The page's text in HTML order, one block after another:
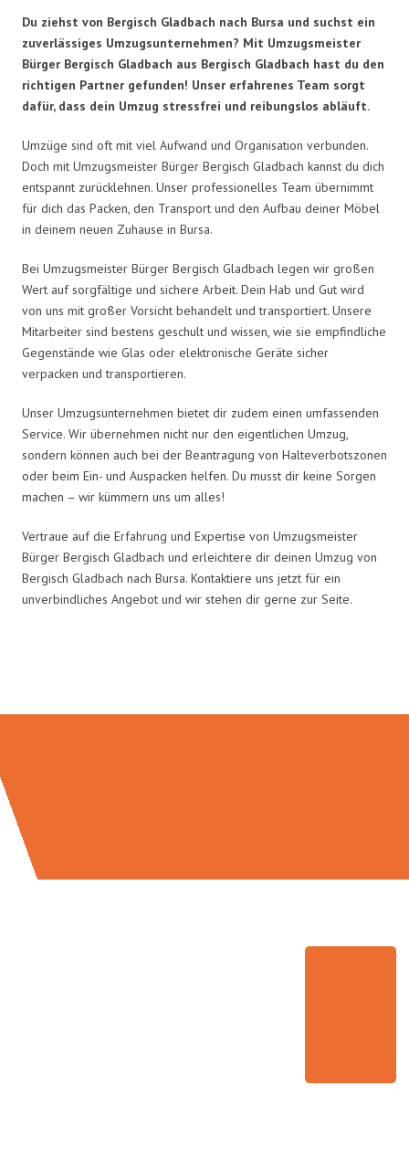
Du ziehst von Bergisch Gladbach nach Bursa und suchst ein
zuverlässiges Umzugsunternehmen? Mit Umzugsmeister
Bürger Bergisch Gladbach aus Bergisch Gladbach hast du den
richtigen Partner gefunden! Unser erfahrenes Team sorgt
dafür, dass dein Umzug stressfrei und reibungslos abläuft.
Umzüge sind oft mit viel Aufwand und Organisation verbunden.
Doch mit Umzugsmeister Bürger Bergisch Gladbach kannst du dich
entspannt zurücklehnen. Unser professionelles Team übernimmt
für dich das Packen, den Transport und den Aufbau deiner Möbel
in deinem neuen Zuhause in Bursa.
Bei Umzugsmeister Bürger Bergisch Gladbach legen wir großen
Wert auf sorgfältige und sichere Arbeit. Dein Hab und Gut wird
von uns mit großer Vorsicht behandelt und transportiert. Unsere
Mitarbeiter sind bestens geschult und wissen, wie sie empfindliche
Gegenstände wie Glas oder elektronische Geräte sicher
verpacken und transportieren.
Unser Umzugsunternehmen bietet dir zudem einen umfassenden
Service. Wir übernehmen nicht nur den eigentlichen Umzug,
sondern können auch bei der Beantragung von Halteverbotszonen
oder beim Ein- und Auspacken helfen. Du musst dir keine Sorgen
machen – wir kümmern uns um alles!
Vertraue auf die Erfahrung und Expertise von Umzugsmeister
Bürger Bergisch Gladbach und erleichtere dir deinen Umzug von
Bergisch Gladbach nach Bursa. Kontaktiere uns jetzt für ein
unverbindliches Angebot und wir stehen dir gerne zur Seite.